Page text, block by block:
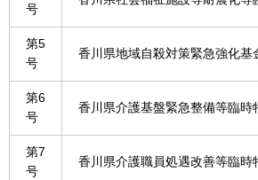
号
第5
号
香川県地域自殺対策緊急強化基
第6
号
香川県介護基盤緊急整備等臨時
第7
号
香川県介護職員処遇改善等臨時